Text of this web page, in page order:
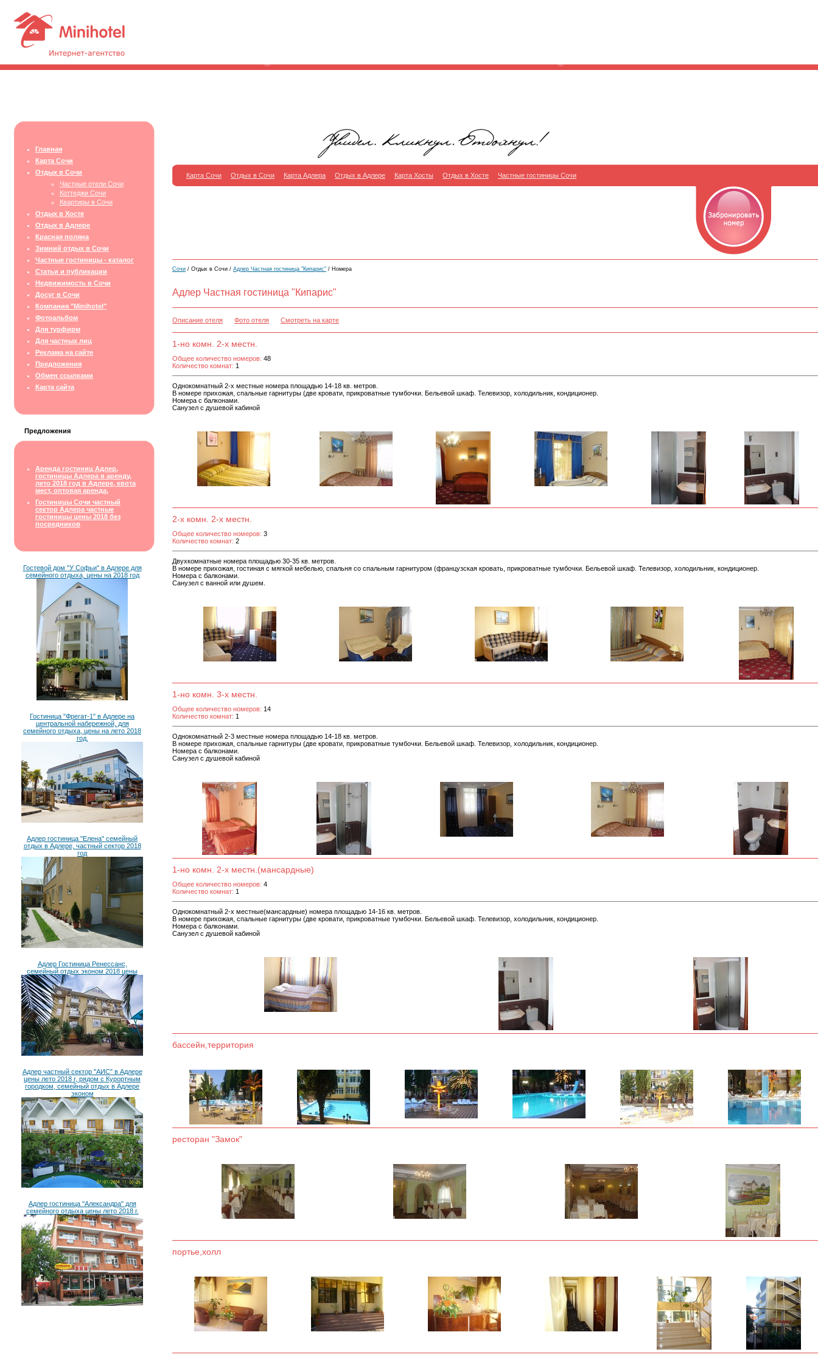
Главная
Карта Сочи
Отдых в Сочи
Частные отели Сочи
Коттеджи Сочи
Квартиры в Сочи
Отдых в Хосте
Отдых в Адлере
Красная поляна
Зимний отдых в Сочи
Частные гостиницы - каталог
Статьи и публикации
Недвижимость в Сочи
Досуг в Сочи
Компания "Minihotel"
Фотоальбом
Для турфирм
Для частных лиц
Реклама на сайте
Предложения
Обмен ссылками
Карта сайта
Предложения
Аренда гостиниц Адлер,
гостиницы Адлера в аренду,
лето 2018 год в Адлере, квота
мест, оптовая аренда,
Гостиницы Сочи частный
сектор Адлера частные
гостиницы цены 2018 без
посредников
Гостевой дом "У Софьи" в Адлере для
семейного отдыха, цены на 2018 год
Гостиница "Фрегат-1" в Адлере на
центральной набережной, для
семейного отдыха, цены на лето 2018
год.
Адлер гостиница "Елена" семейный
отдых в Адлере, частный сектор 2018
год
Адлер Гостиница Ренессанс,
семейный отдых эконом 2018 цены
Адлер частный сектор "АИС" в Адлере
цены лето 2018 г, рядом с Курортным
городком, семейный отдых в Адлере
эконом
Адлер гостиница "Александра" для
семейного отдыха цены лето 2018 г.
Карта Сочи Отдых в Сочи Карта Адлера Отдых в Адлере Карта Хосты Отдых в Хосте Частные гостиницы Сочи
Сочи / Отдых в Сочи / Адлер Частная гостиница "Кипарис" / Номера
Адлер Частная гостиница "Кипарис"
Описание отеля Фото отеля Смотреть на карте
1-но комн. 2-х местн.
Общее количество номеров: 48
Количество комнат: 1
Однокомнатный 2-х местные номера площадью 14-18 кв. метров.
В номере прихожая, спальные гарнитуры (две кровати, прикроватные тумбочки. Бельевой шкаф. Телевизор, холодильник, кондиционер.
Номера с балконами.
Санузел с душевой кабиной
2-х комн. 2-х местн.
Общее количество номеров: 3
Количество комнат: 2
Двухкомнатные номера площадью 30-35 кв. метров.
В номере прихожая, гостиная с мягкой мебелью, спальня со спальным гарнитуром (французская кровать, прикроватные тумбочки. Бельевой шкаф. Телевизор, холодильник, кондиционер.
Номера с балконами.
Санузел с ванной или душем.
1-но комн. 3-х местн.
Общее количество номеров: 14
Количество комнат: 1
Однокомнатный 2-3 местные номера площадью 14-18 кв. метров.
В номере прихожая, спальные гарнитуры (две кровати, прикроватные тумбочки. Бельевой шкаф. Телевизор, холодильник, кондиционер.
Номера с балконами.
Санузел с душевой кабиной
1-но комн. 2-х местн.(мансардные)
Общее количество номеров: 4
Количество комнат: 1
Однокомнатный 2-х местные(мансардные) номера площадью 14-16 кв. метров.
В номере прихожая, спальные гарнитуры (две кровати, прикроватные тумбочки. Бельевой шкаф. Телевизор, холодильник, кондиционер.
Номера с балконами.
Санузел с душевой кабиной
бассейн,территория
ресторан "Замок"
портье,холл